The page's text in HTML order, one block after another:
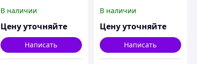
В наличии
Цену уточняйте
Написать
В наличии
Цену уточняйте
Написать